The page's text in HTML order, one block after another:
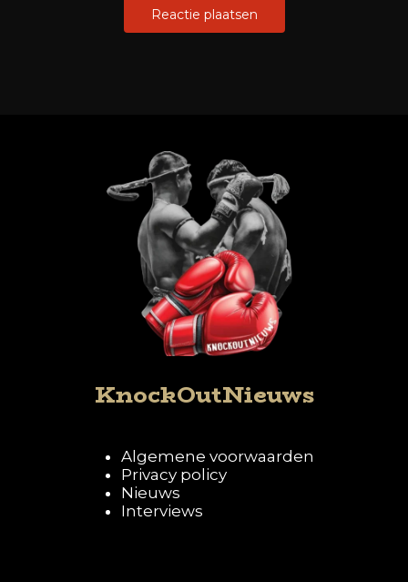
KnockOutNieuws
Algemene voorwaarden
Privacy policy
Nieuws
Interviews